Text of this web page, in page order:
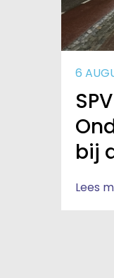
6
bij
Lees